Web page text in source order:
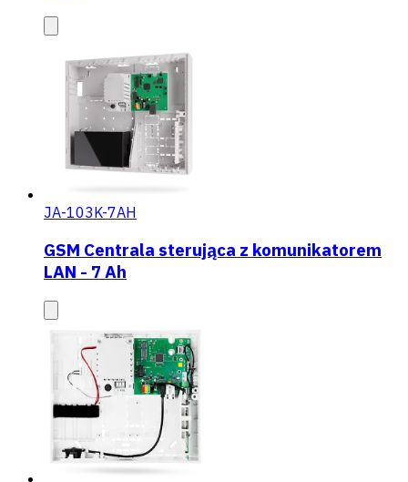
JA-103K-7AH
GSM Centrala sterująca z komunikatorem
LAN - 7 Ah